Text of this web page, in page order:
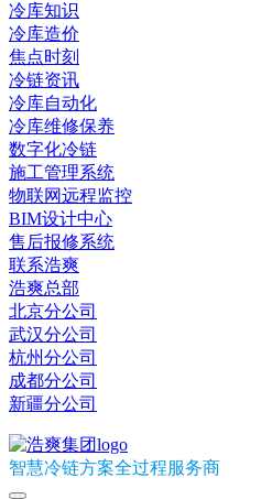
冷库知识
冷库造价
焦点时刻
冷链资讯
冷库自动化
冷库维修保养
数字化冷链
施工管理系统
物联网远程监控
BIM设计中心
售后报修系统
联系浩爽
浩爽总部
北京分公司
武汉分公司
杭州分公司
成都分公司
新疆分公司
智慧冷链方案全过程服务商